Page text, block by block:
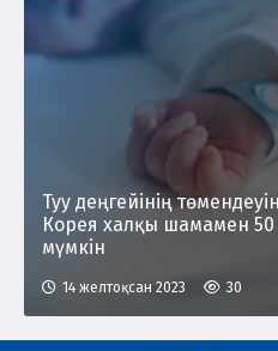
Туу деңгейінің
Корея халқы шамамен
мүмкін
14 желтоқсан 2023 30